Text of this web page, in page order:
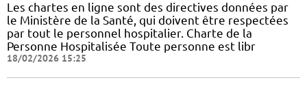
Les chartes en ligne sont des directives données par
le Ministère de la Santé, qui doivent être respectées
par tout le personnel hospitalier. Charte de la
Personne Hospitalisée Toute personne est libr
18/02/2026 15:25